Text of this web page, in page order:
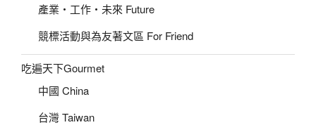
產業‧工作‧未來 Future
競標活動與為友著文區 For Friend
吃遍天下Gourmet
中國 China
台灣 Taiwan